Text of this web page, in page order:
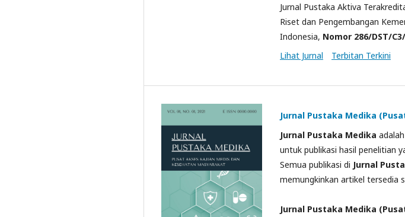
Jurnal Pustaka Aktiva
Riset dan Pengembangan
Indonesia, Nomor 286/DST/
Lihat Jurnal
Terbitan Terkini
Jurnal Pustaka Medika
Jurnal Pustaka Medika
untuk publikasi hasil penelitian
Semua publikasi di Jurnal
memungkinkan artikel tersedia
Jurnal Pustaka Medika